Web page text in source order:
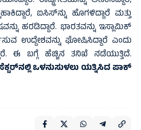
ಐಸಿಸ್‌ನ್ನು ಹೊಗಳಿದ್ದಾರೆ ಮತ್ತು
ಹರಡಿದ್ದಾರೆ. ಭಾರತವನ್ನು ಇಸ್ಲಾಮಿಕ್
ಉದ್ದೇಶವನ್ನು ಘೋಷಿಸಿದ್ದಾರೆ ಎಂದು
ಈ ಬಗ್ಗೆ ಹೆಚ್ಚಿನ ತನಿಖೆ ನಡೆಯುತ್ತಿದೆ.
ಒಳನುಸುಳಲು ಯತ್ನಿಸಿದ ಪಾಕ್